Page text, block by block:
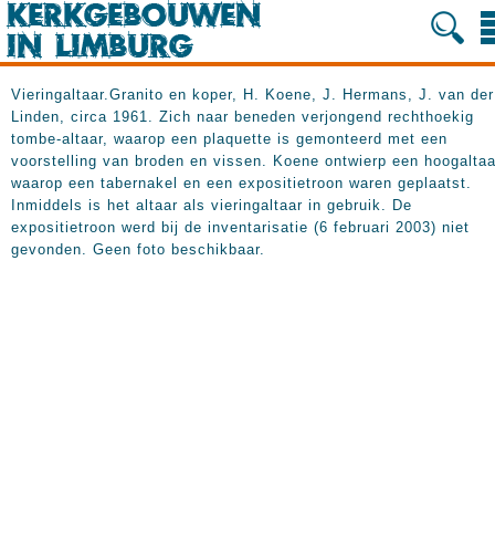
Vieringaltaar.Granito en koper, H. Koene, J. Hermans, J. van der
Linden, circa 1961. Zich naar beneden verjongend rechthoekig
tombe-altaar, waarop een plaquette is gemonteerd met een
voorstelling van broden en vissen. Koene ontwierp een
waarop een tabernakel en een expositietroon waren geplaatst.
Inmiddels is het altaar als vieringaltaar in gebruik. De
expositietroon werd bij de inventarisatie (6 februari 2003) niet
gevonden. Geen foto beschikbaar.